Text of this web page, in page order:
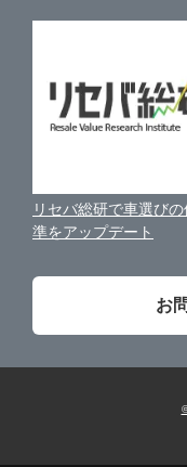
近くのお店で車を探
保険代理店業務に
古物営業法に基づく
お客様の声
会社案内
リセバ総研で車選び
準をアップデート
お